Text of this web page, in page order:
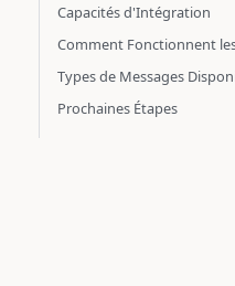
Capacités d'Intégration
Comment Fonctionnent
Types de Messages
Prochaines Étapes